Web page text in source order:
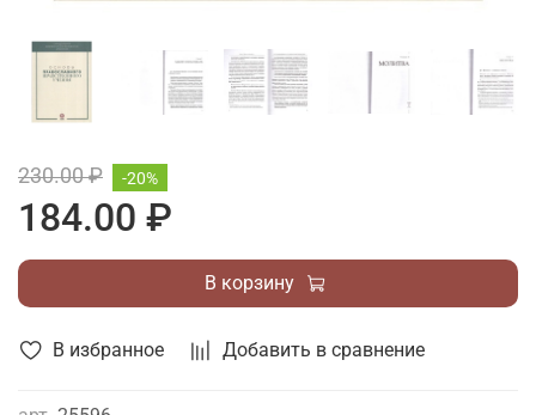
В избранное Добавить в сравнение
230.00 ₽
184.00 ₽
-20%
В корзину